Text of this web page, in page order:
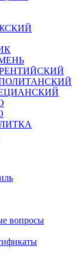
вопросы